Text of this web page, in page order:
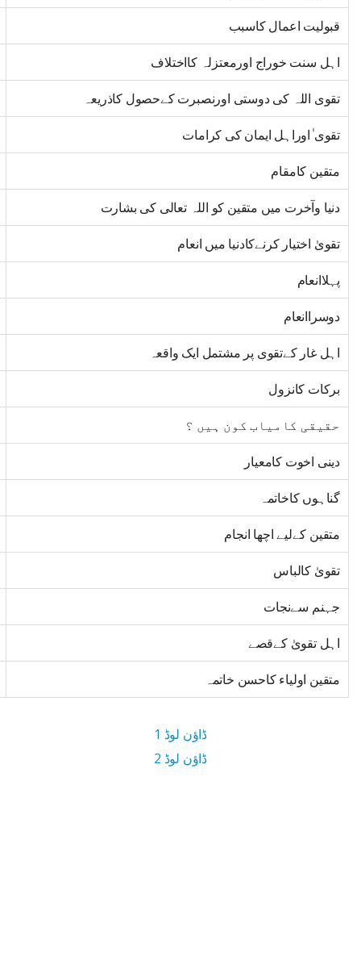
قبولیت اعمال کاسبب
اہل سنت خوراج اورمعتزلہ کااختلاف
تقوی اللہ کی دوستی اورنصبرت کےحصول کاذریعہ
تقوی ٰاوراہل ایمان کی کرامات
متقین کامقام
دنیا وآخرت میں متقین کو اللہ تعالی کی بشارت
تقویٰ اختیار کرنےکادنیا میں انعام
پہلاانعام
دوسراانعام
اہل غار کےتقوی پر مشتمل ایک واقعہ
برکات کانزول
حقیقی کامیاب کون ہیں ؟
دینی اخوت کامعیار
گناہوں کاخاتمہ
متقین کےلیے اچھا انجام
تقویٰ کالباس
جہنم سےنجات
اہل تقویٰ کےقصے
متقین اولیاء کاحسن خاتمہ
ڈاؤن لوڈ 1
ڈاؤن لوڈ 2